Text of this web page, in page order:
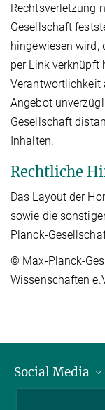
Rechtsverletzung
Gesellschaft
hingewiesen wird,
per Link verknüpft
Verantwortlichkeit
Angebot
Gesellschaft
Inhalten.
Rechtliche
Das Layout der
sowie die
Planck-
© Max-Planck-
Wissenschaften
Social Media